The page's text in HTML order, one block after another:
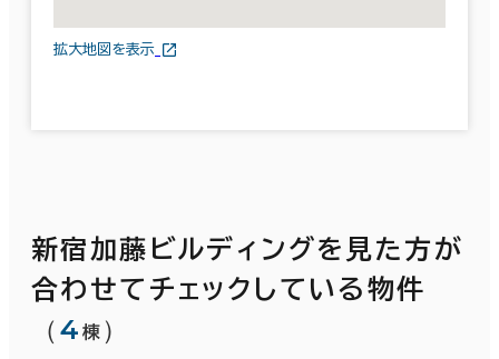
拡大地図を表示
新宿加藤ビルディングを見た方が
合わせてチェックしている物件
（4 棟 ）